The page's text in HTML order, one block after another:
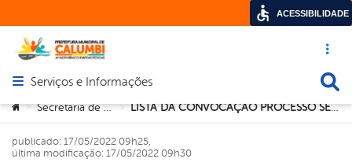
Acesso
Abrir menu principal de navegação
Serviços e Informações
Você está aqui:
> Secretaria de Saúde > LISTA DA CONVOCAÇÃO PROCESSO SELETIVO 2021
publicado: 17/05/2022 09h25,
última modificação: 17/05/2022 09h30
ACESSIBILIDADE